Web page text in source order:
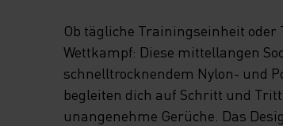
Ob tägliche Trainingseinheit oder
Wettkampf: Diese mittellangen
schnelltrocknendem Nylon- und
begleiten dich auf Schritt und
unangenehme Gerüche. Das